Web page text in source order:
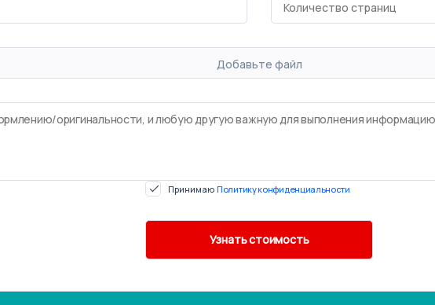
Добавьте файл
Принимаю Политику конфиденциальности